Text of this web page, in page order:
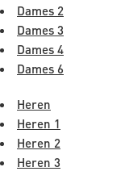
Dames 2
Dames 3
Dames 4
Dames 6
Heren
Heren 1
Heren 2
Heren 3